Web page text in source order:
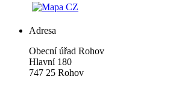
Adresa
Obecní úřad Rohov
Hlavní 180
747 25 Rohov